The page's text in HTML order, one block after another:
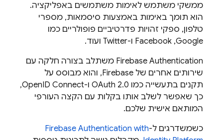
ממשקי משתמש לאימות משתמשים באפליקציה.
הוא תומך באימות באמצעות סיסמאות, מספרי
טלפון, ספקי זהויות פדרטיביים פופולריים כמו
Google,‏ Facebook ו-Twitter ועוד.
Firebase Authenticationמשתלב בצורה חלקה עם
שירותים אחרים של Firebase, והוא מבוסס על
תקנים בתעשייה כמו OAuth 2.0 ו-OpenID Connect,
כך שאפשר לשלב אותו בקלות עם הקצה העורפי
המותאם אישית שלכם.
כשמשדרגים ל-
Firebase Authentication with